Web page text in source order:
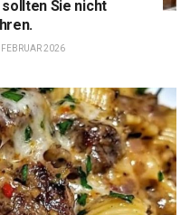
Sie nicht
2026